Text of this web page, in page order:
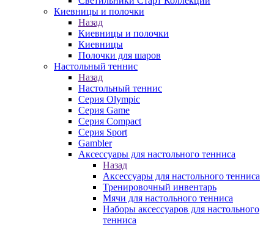
Киевницы и полочки
Назад
Киевницы и полочки
Киевницы
Полочки для шаров
Настольный теннис
Назад
Настольный теннис
Серия Olympic
Серия Game
Серия Compact
Серия Sport
Gambler
Аксессуары для настольного тенниса
Назад
Аксессуары для настольного тенниса
Тренировочный инвентарь
Мячи для настольного тенниса
Наборы аксессуаров для настольного
тенниса